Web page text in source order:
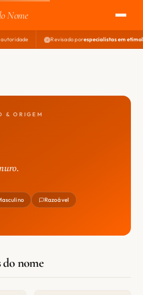
Nome
autoridade Revisado porespecialistas em
& ORIGEM
Razoável
do nome